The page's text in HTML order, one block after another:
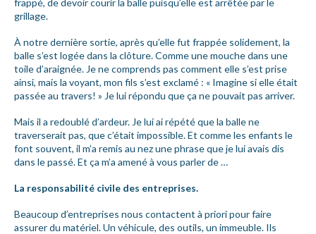
frappé, de devoir courir la balle puisqu’elle est arrêtée par le
grillage.
À notre dernière sortie, après qu’elle fut frappée solidement, la
balle s’est logée dans la clôture. Comme une mouche dans une
toile d’araignée. Je ne comprends pas comment elle s’est prise
ainsi, mais la voyant, mon fils s’est exclamé : « Imagine si elle était
passée au travers! » Je lui répondu que ça ne pouvait pas arriver.
Mais il a redoublé d’ardeur. Je lui ai répété que la balle ne
traverserait pas, que c’était impossible. Et comme les enfants le
font souvent, il m’a remis au nez une phrase que je lui avais dis
dans le passé. Et ça m’a amené à vous parler de …
La responsabilité civile des entreprises.
Beaucoup d’entreprises nous contactent à priori pour faire
assurer du matériel. Un véhicule, des outils, un immeuble. Ils